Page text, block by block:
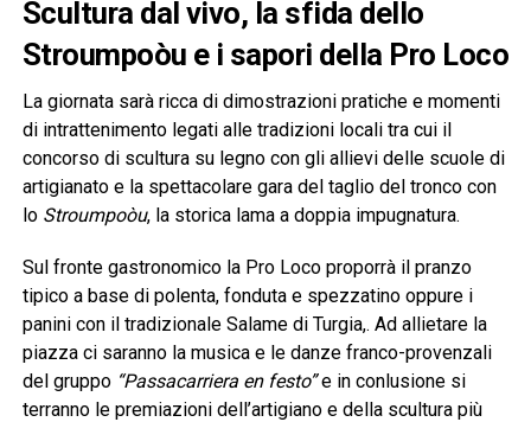
Scultura dal vivo, la sfida dello
Stroumpoòu e i sapori della Pro Loco
La giornata sarà ricca di dimostrazioni pratiche e momenti
di intrattenimento legati alle tradizioni locali tra cui il
concorso di scultura su legno con gli allievi delle scuole di
artigianato e la spettacolare gara del taglio del tronco con
lo Stroumpoòu, la storica lama a doppia impugnatura.
Sul fronte gastronomico la Pro Loco proporrà il pranzo
tipico a base di polenta, fonduta e spezzatino oppure i
panini con il tradizionale Salame di Turgia,. Ad allietare la
piazza ci saranno la musica e le danze franco-provenzali
del gruppo “Passacarriera en festo”e in conlusione si
terranno le premiazioni dell’artigiano e della scultura più